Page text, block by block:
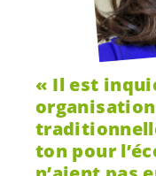
Il est
ton pour